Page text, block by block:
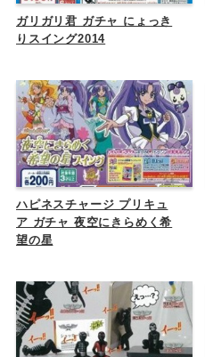
ガリガリ君 ガチャ にょっき
りスイング2014
ハピネスチャージ プリキュ
ア ガチャ 夜空にきらめく希
望の星